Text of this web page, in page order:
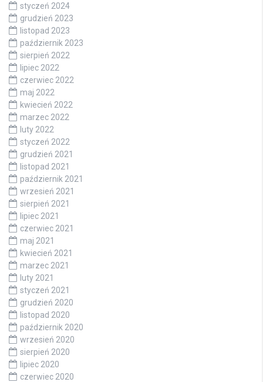
styczeń 2024
grudzień 2023
listopad 2023
październik 2023
sierpień 2022
lipiec 2022
czerwiec 2022
maj 2022
kwiecień 2022
marzec 2022
luty 2022
styczeń 2022
grudzień 2021
listopad 2021
październik 2021
wrzesień 2021
sierpień 2021
lipiec 2021
czerwiec 2021
maj 2021
kwiecień 2021
marzec 2021
luty 2021
styczeń 2021
grudzień 2020
listopad 2020
październik 2020
wrzesień 2020
sierpień 2020
lipiec 2020
czerwiec 2020